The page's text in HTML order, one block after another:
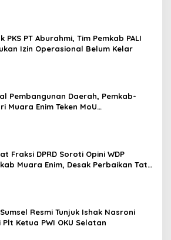
PKS PT Aburahmi, Tim Pemkab PALI
Izin Operasional Belum Kelar
Pembangunan Daerah, Pemkab-
Muara Enim Teken MoU
Fraksi DPRD Soroti Opini WDP
Muara Enim, Desak Perbaikan Tata
Sumsel Resmi Tunjuk Ishak Nasroni
Plt Ketua PWI OKU Selatan